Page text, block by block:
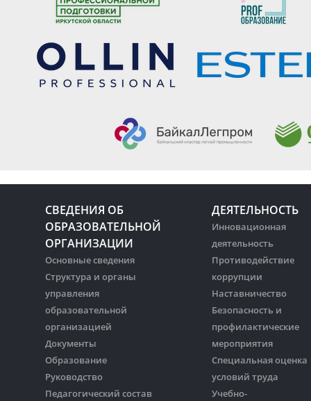
СВЕДЕНИЯ ОБ
ОБРАЗОВАТЕЛЬНОЙ
ОРГАНИЗАЦИИ
Основные сведения
Структура и органы
управления
образовательной
организацией
Документы
Образование
Руководство
Педагогический состав
ДЕЯТЕЛЬНОСТЬ
Инновационная
деятельность
Противодействие
коррупции
Наставничество
Безопасность и
профилактические
мероприятия
Специальная оценка
условий труда
Учебно-